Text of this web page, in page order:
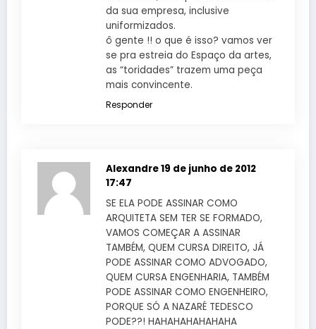
da sua empresa, inclusive
uniformizados.
ô gente !! o que é isso? vamos ver
se pra estreia do Espaço da artes,
as “toridades” trazem uma peça
mais convincente.
Responder
Alexandre19 de junho de 2012
17:47
SE ELA PODE ASSINAR COMO
ARQUITETA SEM TER SE FORMADO,
VAMOS COMEÇAR A ASSINAR
TAMBÉM, QUEM CURSA DIREITO, JÁ
PODE ASSINAR COMO ADVOGADO,
QUEM CURSA ENGENHARIA, TAMBÉM
PODE ASSINAR COMO ENGENHEIRO,
PORQUE SÓ A NAZARÉ TEDESCO
PODE??! HAHAHAHAHAHAHA